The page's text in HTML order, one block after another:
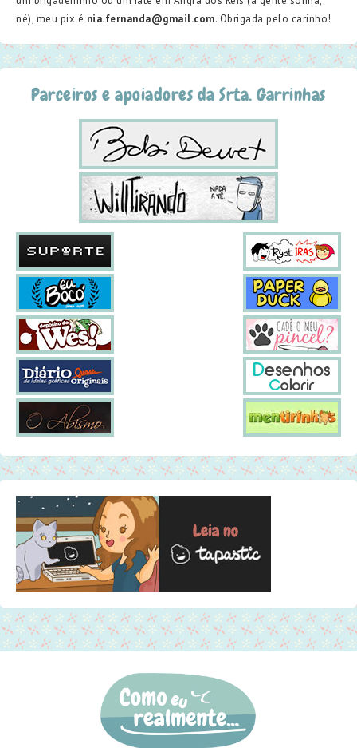
né), meu pix é nia.fernanda@gmail.com. Obrigada pelo carinho!
Parceiros e apoiadores da Srta. Garrinhas